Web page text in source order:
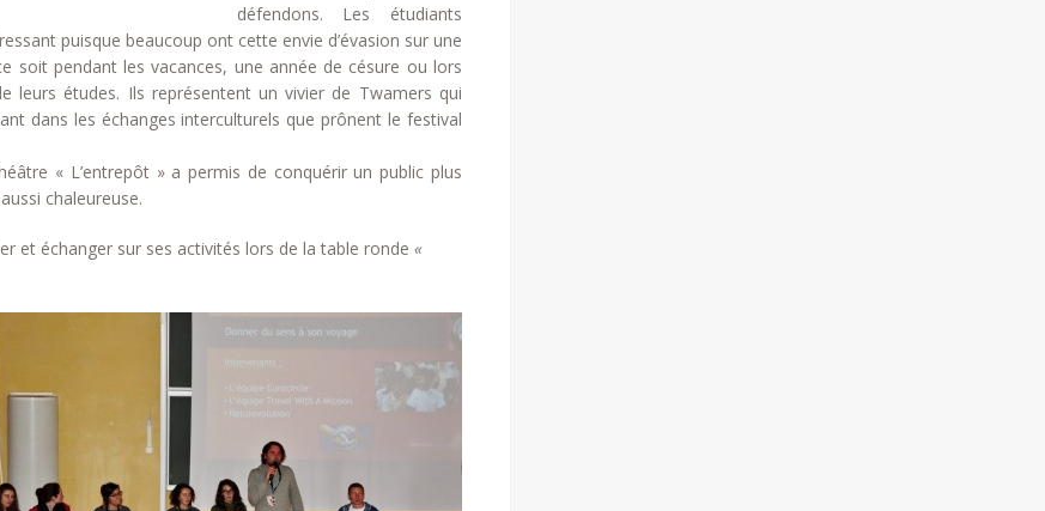
défendons. Les étudiants
puisque beaucoup ont cette envie d’évasion sur une
soit pendant les vacances, une année de césure ou lors
leurs études. Ils représentent un vivier de Twamers qui
dans les échanges interculturels que prônent le festival
« L’entrepôt » a permis de conquérir un public plus
chaleureuse.
et échanger sur ses activités lors de la table ronde «